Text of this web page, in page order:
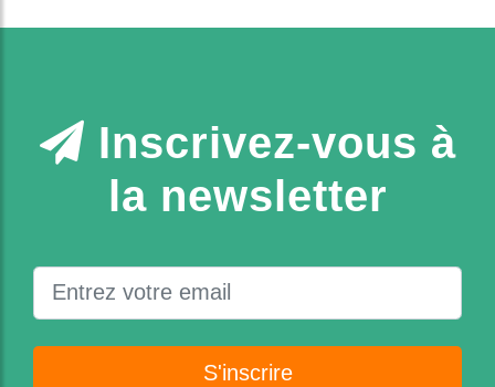
Inscrivez-vous à
la newsletter